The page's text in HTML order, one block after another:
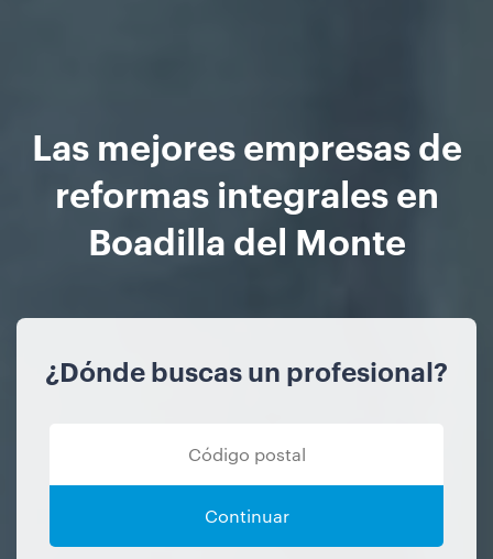
Las mejores empresas de
reformas integrales en
Boadilla del Monte
¿Dónde buscas un profesional?
Continuar